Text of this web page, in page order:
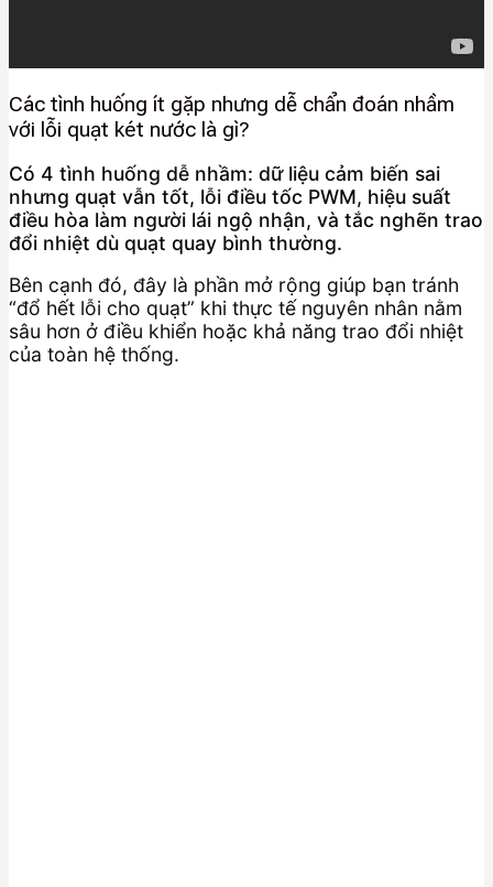
Các tình huống ít gặp nhưng dễ chẩn đoán nhầm
với lỗi quạt két nước là gì?
Có 4 tình huống dễ nhầm: dữ liệu cảm biến sai
nhưng quạt vẫn tốt, lỗi điều tốc PWM, hiệu suất
điều hòa làm người lái ngộ nhận, và tắc nghẽn trao
đổi nhiệt dù quạt quay bình thường.
Bên cạnh đó, đây là phần mở rộng giúp bạn tránh
“đổ hết lỗi cho quạt” khi thực tế nguyên nhân nằm
sâu hơn ở điều khiển hoặc khả năng trao đổi nhiệt
của toàn hệ thống.